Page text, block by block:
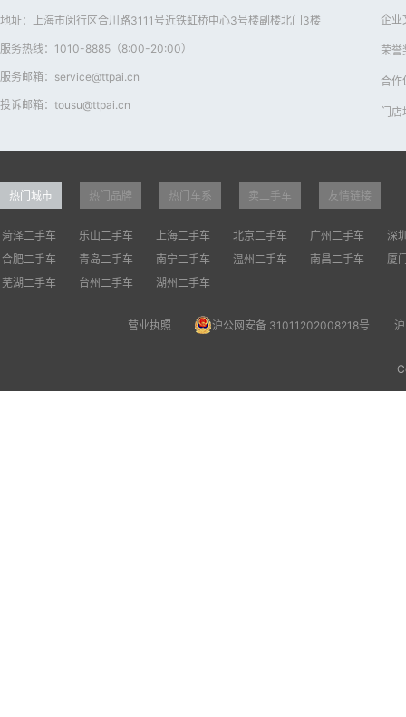
地址：上海市闵行区合川路3111号近铁虹桥中心3号楼副楼北门3楼
服务热线：1010-8885（8:00-20:00）
服务邮箱：service@ttpai.cn
投诉邮箱：tousu@ttpai.cn
企业
荣誉
合作
门店
热门城市 热门品牌 热门车系 卖二手车 友情链接
菏泽二手车 乐山二手车 上海二手车 北京二手车 广州二手车
深
合肥二手车
青岛二手车 南宁二手车 温州二手车 南昌二手车
厦
芜湖二手车
台州二手车 湖州二手车
营业执照 沪公网安备 31011202008218号